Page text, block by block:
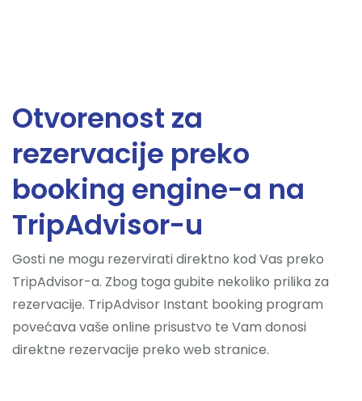
Otvorenost za
rezervacije preko
booking engine-a na
TripAdvisor-u
Gosti ne mogu rezervirati direktno kod Vas preko
TripAdvisor-a. Zbog toga gubite nekoliko prilika za
rezervacije. TripAdvisor Instant booking program
povećava vaše online prisustvo te Vam donosi
direktne rezervacije preko web stranice.